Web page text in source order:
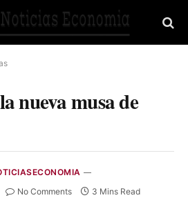
nueva musa de
No Comments 3 Mins Read